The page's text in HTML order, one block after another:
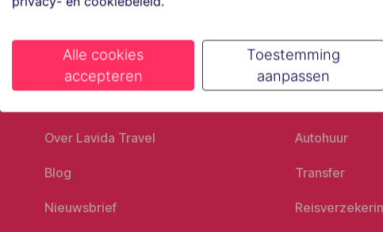
Ons bedrijf
Over Lavida Travel
Blog
Nieuwsbrief
Goed
Autohuur
Transfer
Alle cookies
accepteren
Toestemming
aanpassen